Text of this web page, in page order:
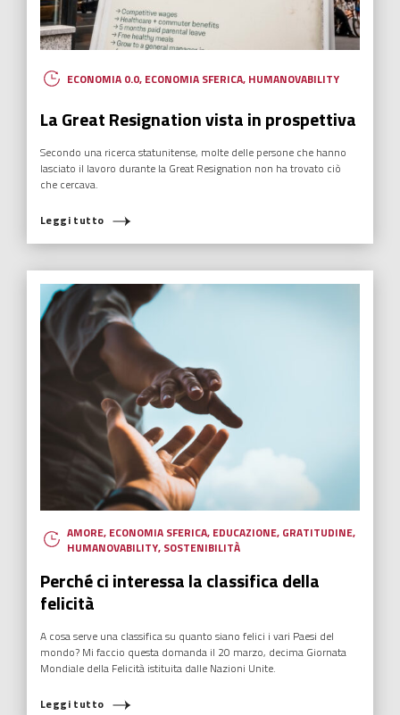
ECONOMIA 0.0, ECONOMIA SFERICA, HUMANOVABILITY
La Great Resignation vista in prospettiva
Secondo una ricerca statunitense, molte delle persone che hanno
lasciato il lavoro durante la Great Resignation non ha trovato ciò
che cercava.
Leggi tutto
AMORE, ECONOMIA SFERICA, EDUCAZIONE, GRATITUDINE,
HUMANOVABILITY, SOSTENIBILITÀ
Perché ci interessa la classifica della
felicità
A cosa serve una classifica su quanto siano felici i vari Paesi del
mondo? Mi faccio questa domanda il 20 marzo, decima Giornata
Mondiale della Felicità istituita dalle Nazioni Unite.
Leggi tutto